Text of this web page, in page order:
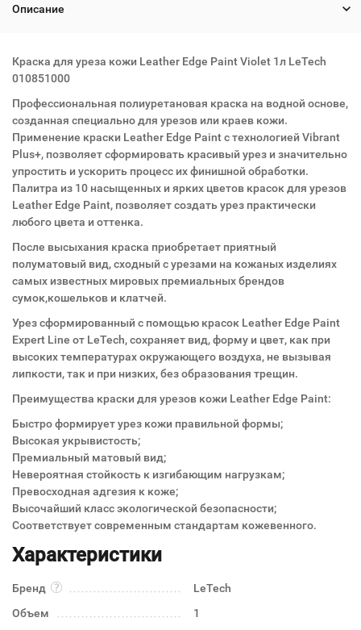
Описание
Краска для уреза кожи Leather Edge Paint Violet 1л LeTech
010851000
Профессиональная полиуретановая краска на водной основе,
созданная специально для урезов или краев кожи.
Применение краски Leather Edge Paint с технологией Vibrant
Plus+, позволяет сформировать красивый урез и значительно
упростить и ускорить процесс их финишной обработки.
Палитра из 10 насыщенных и ярких цветов красок для урезов
Leather Edge Paint, позволяет создать урез практически
любого цвета и оттенка.
После высыхания краска приобретает приятный
полуматовый вид, сходный с урезами на кожаных изделиях
самых известных мировых премиальных брендов
сумок,кошельков и клатчей.
Урез сформированный с помощью красок Leather Edge Paint
Expert Line от LeTech, сохраняет вид, форму и цвет, как при
высоких температурах окружающего воздуха, не вызывая
липкости, так и при низких, без образования трещин.
Преимущества краски для урезов кожи Leather Edge Paint:
Быстро формирует урез кожи правильной формы;
Высокая укрывистость;
Премиальный матовый вид;
Невероятная стойкость к изгибающим нагрузкам;
Превосходная адгезия к коже;
Высочайший класс экологической безопасности;
Соответствует современным стандартам кожевенного.
Характеристики
Бренд
LeTech
Объем
1